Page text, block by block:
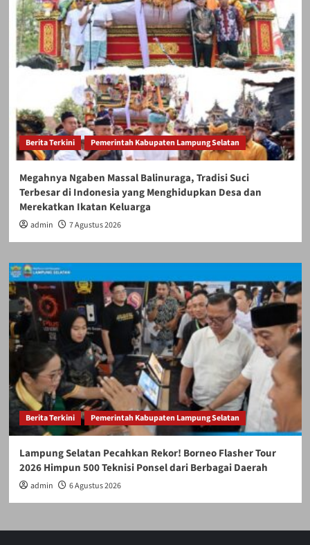
Berita Terkini Pemerintah Kabupaten Lampung Selatan
Megahnya Ngaben Massal Balinuraga, Tradisi Suci
Terbesar di Indonesia yang Menghidupkan Desa dan
Merekatkan Ikatan Keluarga
admin 7 Agustus 2026
Berita Terkini Pemerintah Kabupaten Lampung Selatan
Lampung Selatan Pecahkan Rekor! Borneo Flasher Tour
2026 Himpun 500 Teknisi Ponsel dari Berbagai Daerah
admin 6 Agustus 2026